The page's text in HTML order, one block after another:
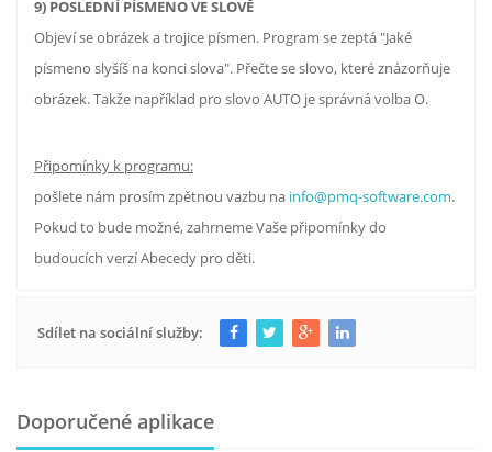
9) POSLEDNÍ PÍSMENO VE SLOVĚ
Objeví se obrázek a trojice písmen. Program se zeptá "Jaké
písmeno slyšíš na konci slova". Přečte se slovo, které znázorňuje
obrázek. Takže například pro slovo AUTO je správná volba O.
Připomínky k programu:
pošlete nám prosím zpětnou vazbu na info@pmq-software.com.
Pokud to bude možné, zahrneme Vaše připomínky do
budoucích verzí Abecedy pro děti.
Sdílet na sociální služby:
Doporučené aplikace